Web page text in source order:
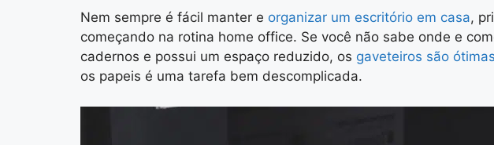
Nem sempre é fácil manter e organizar um escritório em casa,
começando na rotina home office. Se você não sabe onde e
cadernos e possui um espaço reduzido, os gaveteiros são
os papeis é uma tarefa bem descomplicada.